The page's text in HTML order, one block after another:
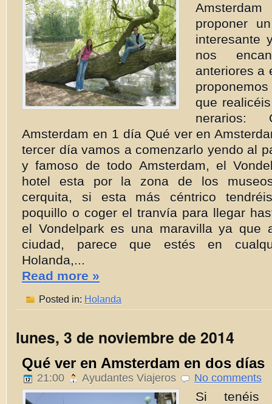
proponer
interesante
nos
anteriores a
proponemos
que
Amsterdam en 1 día Qué ver en
tercer día vamos a comenzarlo yendo al
y famoso de todo Amsterdam, el
hotel esta por la zona de los
cerquita, si esta más céntrico
poquillo o coger el tranvía para llegar
el Vondelpark es una maravilla ya que
ciudad, parece que estés en
Holanda,...
Read more »
Posted in: Holanda
lunes, 3 de noviembre de 2014
Qué ver en Amsterdam en dos días
21:00 Ayudantes Viajeros No comments
Si